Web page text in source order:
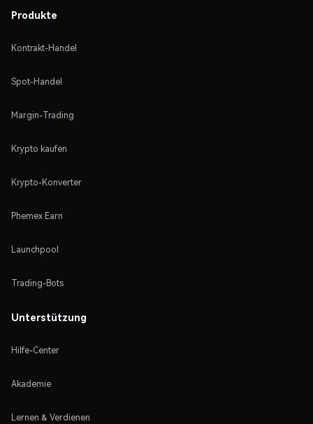
Produkte
Kontrakt-Handel
Spot-Handel
Margin-Trading
Krypto kaufen
Krypto-Konverter
Phemex Earn
Launchpool
Trading-Bots
Unterstützung
Hilfe-Center
Akademie
Lernen & Verdienen